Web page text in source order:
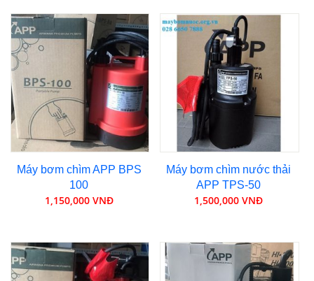
Máy bơm chìm APP BPS
100
1,150,000 VNĐ
Máy bơm chìm nước thải
APP TPS-50
1,500,000 VNĐ